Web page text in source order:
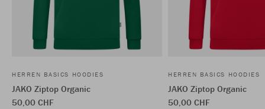
HERREN BASICS HOODIES
JAKO Ziptop Organic
50,00 CHF
HERREN BASICS HOODIES
JAKO Ziptop Organic
50,00 CHF